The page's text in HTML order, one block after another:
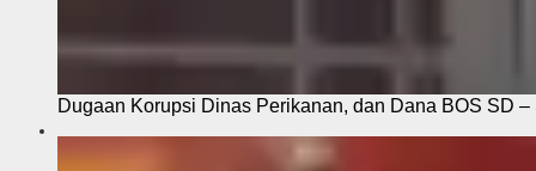
Dugaan Korupsi Dinas Perikanan, dan Dana BOS SD